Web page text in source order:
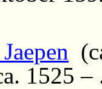
1525 –